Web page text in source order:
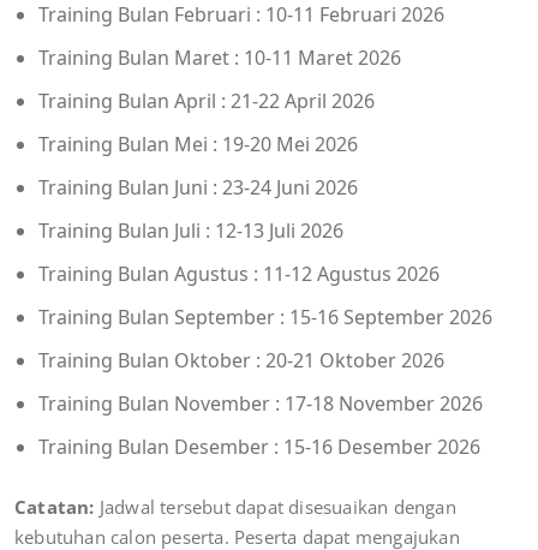
Training Bulan Februari : 10-11 Februari 2026
Training Bulan Maret : 10-11 Maret 2026
Training Bulan April : 21-22 April 2026
Training Bulan Mei : 19-20 Mei 2026
Training Bulan Juni : 23-24 Juni 2026
Training Bulan Juli : 12-13 Juli 2026
Training Bulan Agustus : 11-12 Agustus 2026
Training Bulan September : 15-16 September 2026
Training Bulan Oktober : 20-21 Oktober 2026
Training Bulan November : 17-18 November 2026
Training Bulan Desember : 15-16 Desember 2026
Catatan: Jadwal tersebut dapat disesuaikan dengan
kebutuhan calon peserta. Peserta dapat mengajukan